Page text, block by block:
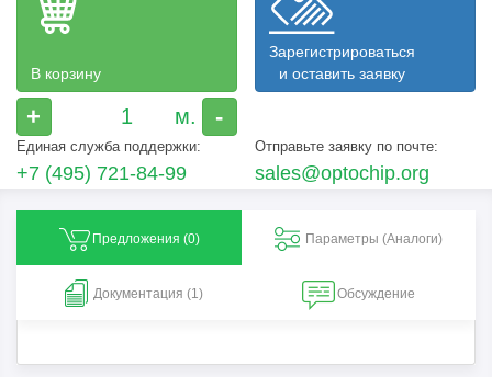
В корзину
+ -
Зарегистрироваться
и оставить заявку
Единая служба поддержки:
+7 (495) 721-84-99
Отправьте заявку по почте:
sales@optochip.org
Предложения (0) Параметры (Aналоги)
Документация (1) Обсуждение